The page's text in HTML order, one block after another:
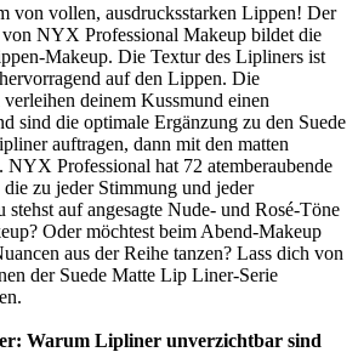
von vollen, ausdrucksstarken Lippen! Der
NYX Professional Makeup bildet die
Makeup. Die Textur des Lipliners ist
auf den Lippen. Die
deinem Kussmund einen
sind die optimale Ergänzung zu den Suede
auftragen, dann mit den matten
Professional hat 72 atemberaubende
zu jeder Stimmung und jeder
stehst auf angesagte Nude- und Rosé-Töne
Oder möchtest beim Abend-Makeup
aus der Reihe tanzen? Lass dich von
der Suede Matte Lip Liner-Serie
Warum Lipliner unverzichtbar sind